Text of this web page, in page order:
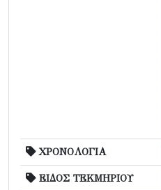
ΧΡΟΝΟΛΟΓΙΑ
ΕΙΔΟΣ ΤΕΚΜΗΡΙΟΥ